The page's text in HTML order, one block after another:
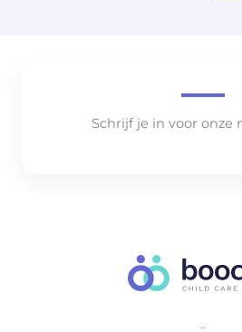
Schrijf je in voor onze
..